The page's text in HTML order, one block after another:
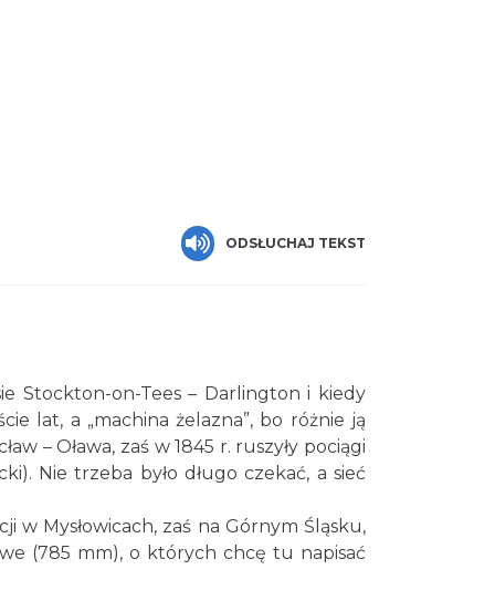
ODSŁUCHAJ TEKST
Stockton-on-Tees – Darlington i kiedy
lat, a „machina żelazna”, bo różnie ją
– Oława, zaś w 1845 r. ruszyły pociągi
Nie trzeba było długo czekać, a sieć
w Mysłowicach, zaś na Górnym Śląsku,
(785 mm), o których chcę tu napisać